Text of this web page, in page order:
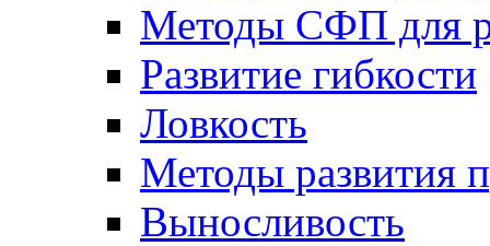
Методы СФП для
Развитие гибкости
Ловкость
Методы развития
Выносливость